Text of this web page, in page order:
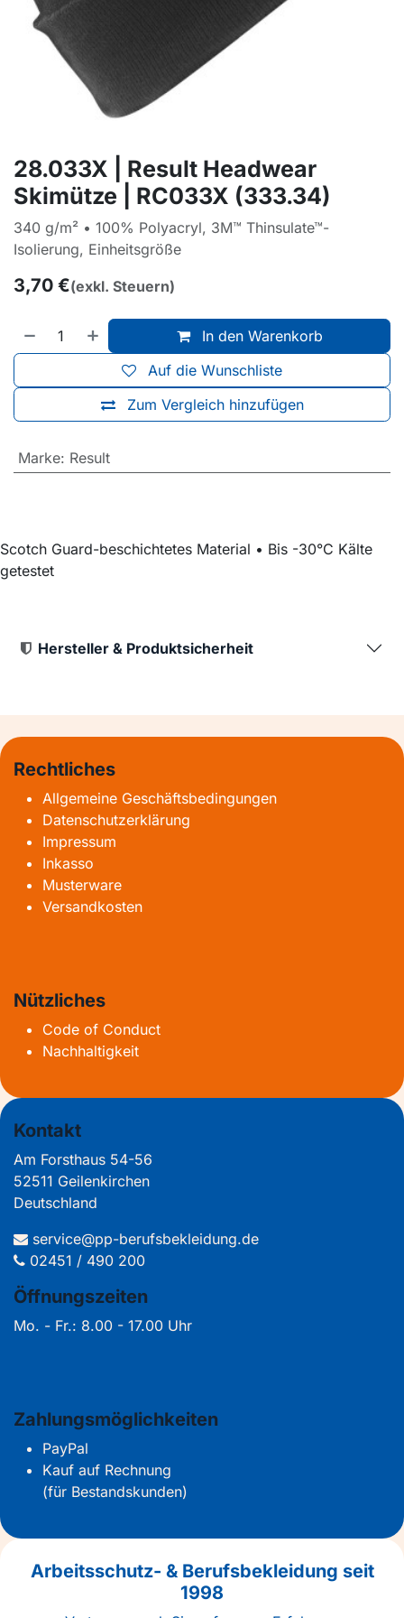
28.033X | Result Headwear
Skimütze | RC033X (333.34)
340 g/m² • 100% Polyacryl, 3M™ Thinsulate™-
Isolierung, Einheitsgröße
3,70 €(exkl. Steuern)
In den Warenkorb
Zum Vergleich hinzufügen
Auf die Wunschliste
Marke: Result
Scotch Guard-beschichtetes Material • Bis -30°C Kälte
getestet
Hersteller & Produktsicherheit
Rechtliches
Allgemeine Geschäftsbedingungen
Datenschutzerklärung
Impressum
Inkasso
Musterware
Versandkosten
Nützliches
Code of Conduct
Nachhaltigkeit
Kontakt
Am Forsthaus 54-56
52511 Geilenkirchen
Deutschland
service@pp-berufsbekleidung.de
02451 / 490 200
Öffnungszeiten
Mo. - Fr.: 8.00 - 17.00 Uhr
Zahlungsmöglichkeiten
PayPal
Kauf auf Rechnung
(für Bestandskunden)
Arbeitsschutz- & Berufsbekleidung seit
1998